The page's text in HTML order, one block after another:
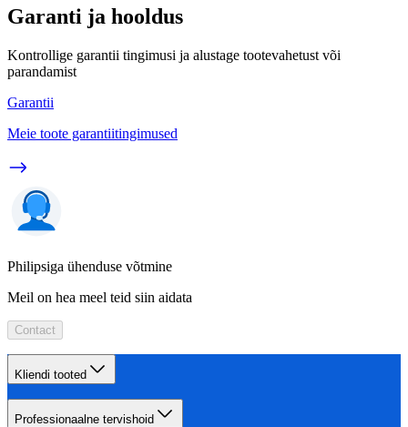
Garanti ja hooldus
Kontrollige garantii tingimusi ja alustage tootevahetust või
parandamist
Garantii
Meie toote garantiitingimused
Philipsiga ühenduse võtmine
Meil on hea meel teid siin aidata
Contact
Kliendi tooted
Professionaalne tervishoid